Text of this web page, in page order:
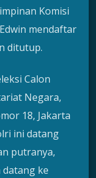
Komisi
mendaftar
ditutup.
Calon
Negara,
18, Jakarta
ini datang
putranya,
datang ke